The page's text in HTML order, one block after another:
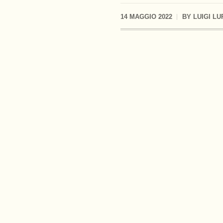
14 MAGGIO 2022 BY LUIGI